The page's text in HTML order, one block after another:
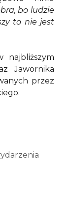
bo ludzie
to nie jest
najbliższym
Jawornika
przez